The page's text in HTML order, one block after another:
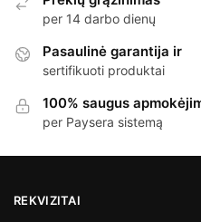
per 14 darbo dienų
Pasaulinė garantija ir
sertifikuoti produktai
100% saugus
per Paysera sistemą
REKVIZITAI